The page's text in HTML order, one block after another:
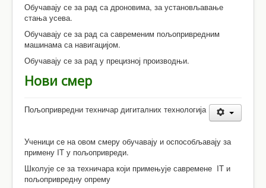
Обучавају се за рад са дроновима, за установљавање
стања усева.
Обучавају се за рад са савременим пољопривредним
машинама са навигацијом.
Обучавају се за рад у прецизној производњи.
Нови смер
Пољопривредни техничар дигиталних технологија
Ученици се на овом смеру обучавају и оспособљавају за
примену IT у пољопривреди.
Школује се за техничара који примењује савремене IT и
пољопривредну опрему